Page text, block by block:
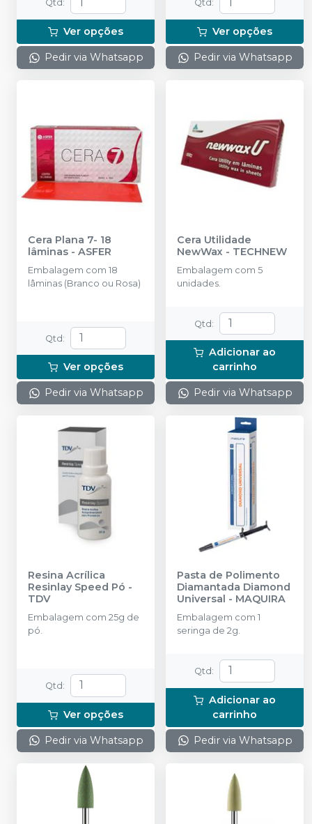
Qtd :
Ver opções
Pedir via Whatsapp
Qtd :
Ver opções
Pedir via Whatsapp
Cera Plana 7- 18
lâminas - ASFER
Embalagem com 18
lâminas (Branco ou Rosa)
Qtd:
Ver opções
Pedir via Whatsapp
Cera Utilidade
NewWax - TECHNEW
Embalagem com 5
unidades.
Qtd:
Adicionar ao
carrinho
Pedir via Whatsapp
Resina Acrílica
Resinlay Speed Pó -
TDV
Embalagem com 25g de
pó.
Qtd :
Ver opções
Pedir via Whatsapp
Pasta de Polimento
Diamantada Diamond
Universal - MAQUIRA
Embalagem com 1
seringa de 2g.
Qtd :
Adicionar ao
carrinho
Pedir via Whatsapp